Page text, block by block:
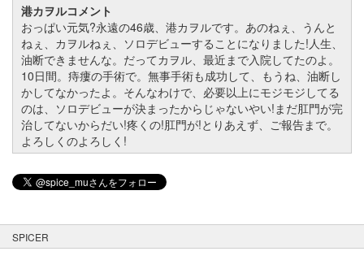
港カヲルコメント
おっぱい元気?永遠の46歳、港カヲルです。あのねぇ、うんと
ねぇ、カヲルねぇ、ソロデビューすることになりました!人生、
油断できませんな。だってカヲル、最近まで入院してたのよ。
10日間。痔瘻の手術で。無事手術も成功して、もうね、油断し
かしてなかったよ。そんなわけで、必要以上にモジモジしてる
のは、ソロデビューが決まったからじゃないやい!まだ肛門が完
治してないからだい!疼くの!肛門が!とりあえず、ご報告まで。
よろしくのよろしく!
SPICER